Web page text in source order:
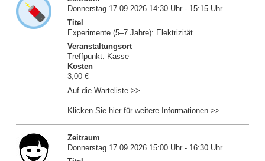
Donnerstag 17.09.2026 14:30 Uhr - 15:15 Uhr
Titel
Experimente (5–7 Jahre): Elektrizität
Veranstaltungsort
Treffpunkt: Kasse
Kosten
3,00 €
Auf die Warteliste >>
Klicken Sie hier für weitere Informationen >>
Zeitraum
Donnerstag 17.09.2026 15:00 Uhr - 16:30 Uhr